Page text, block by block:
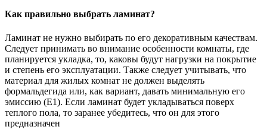
Как правильно выбрать ламинат?
Ламинат не нужно выбирать по его декоративным качествам.
Следует принимать во внимание особенности комнаты, где
планируется укладка, то, каковы будут нагрузки на покрытие
и степень его эксплуатации. Также следует учитывать, что
материал для жилых комнат не должен выделять
формальдегида или, как вариант, давать минимальную его
эмиссию (Е1). Если ламинат будет укладываться поверх
теплого пола, то заранее убедитесь, что он для этого
предназначен